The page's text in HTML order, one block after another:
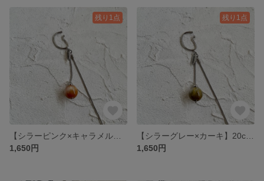
残り1点
1,650円
残り1点
1,650円